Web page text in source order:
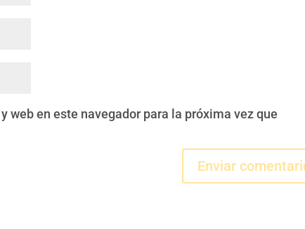
web en este navegador para la próxima vez que